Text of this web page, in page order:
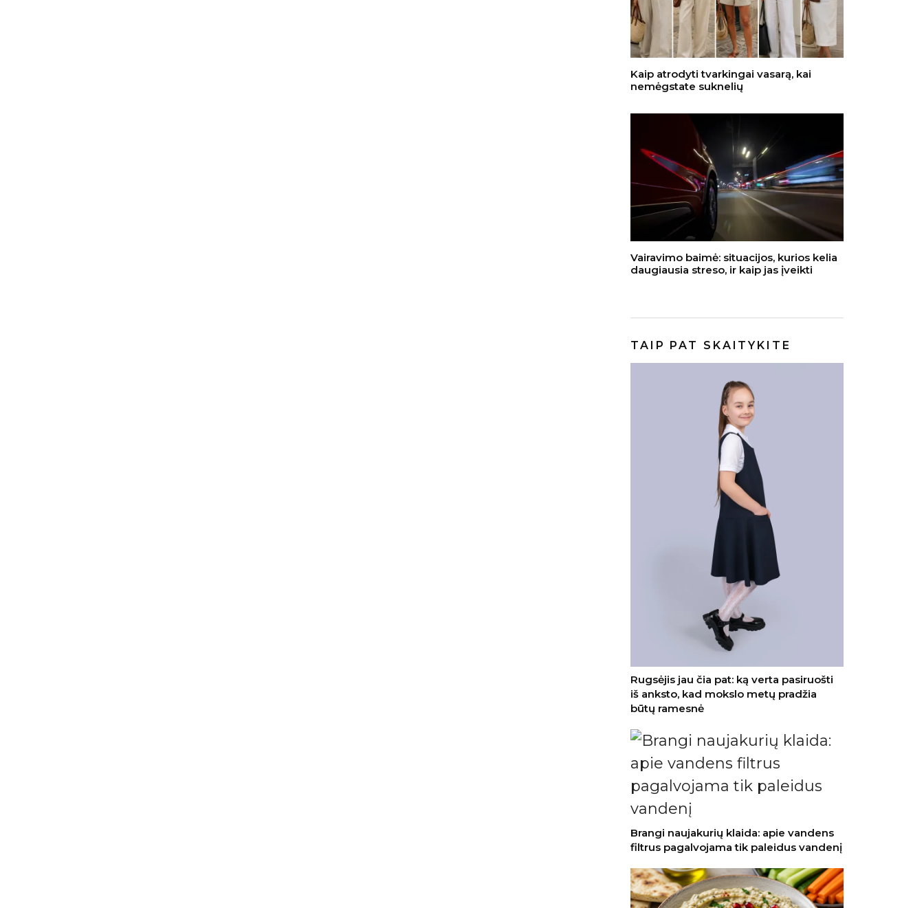
Kaip atrodyti tvarkingai vasarą, kai
nemėgstate suknelių
Vairavimo baimė: situacijos, kurios kelia
daugiausia streso, ir kaip jas įveikti
TAIP PAT SKAITYKITE
Rugsėjis jau čia pat: ką verta pasiruošti
iš anksto, kad mokslo metų pradžia
būtų ramesnė
Brangi naujakurių klaida: apie vandens
filtrus pagalvojama tik paleidus vandenį